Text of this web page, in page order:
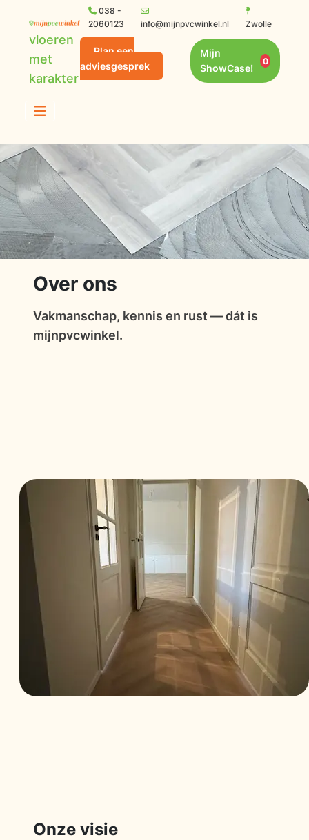
vloeren
met
karakter
038 -
2060123
info@mijnpvcwinkel.nl Zwolle
Plan een
adviesgesprek
Mijn
ShowCase!
0
Over ons
Vakmanschap, kennis en rust — dát is
mijnpvcwinkel.
Onze visie